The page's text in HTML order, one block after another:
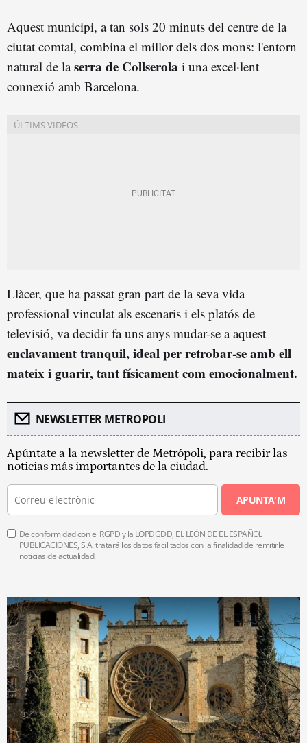
Aquest municipi, a tan sols 20 minuts del centre de la
ciutat comtal, combina el millor dels dos mons: l'entorn
natural de laserra de Collserola i una excel·lent
connexió amb Barcelona.
Llàcer, que ha passat gran part de la seva vida
professional vinculat als escenaris i els platós de
televisió, va decidir fa uns anys mudar-se a aquest
enclavament tranquil, ideal per retrobar-se amb ell
mateix i guarir, tant físicament com emocionalment.
NEWSLETTER METROPOLI
Apúntate a la newsletter de Metrópoli, para recibir las
noticias más importantes de la ciudad.
APUNTA'M
De conformidad con el RGPD y la LOPDGDD, EL LEÓN DE EL ESPAÑOL
PUBLICACIONES, S.A. tratará los datos facilitados con la finalidad de remitirle
noticias de actualidad.